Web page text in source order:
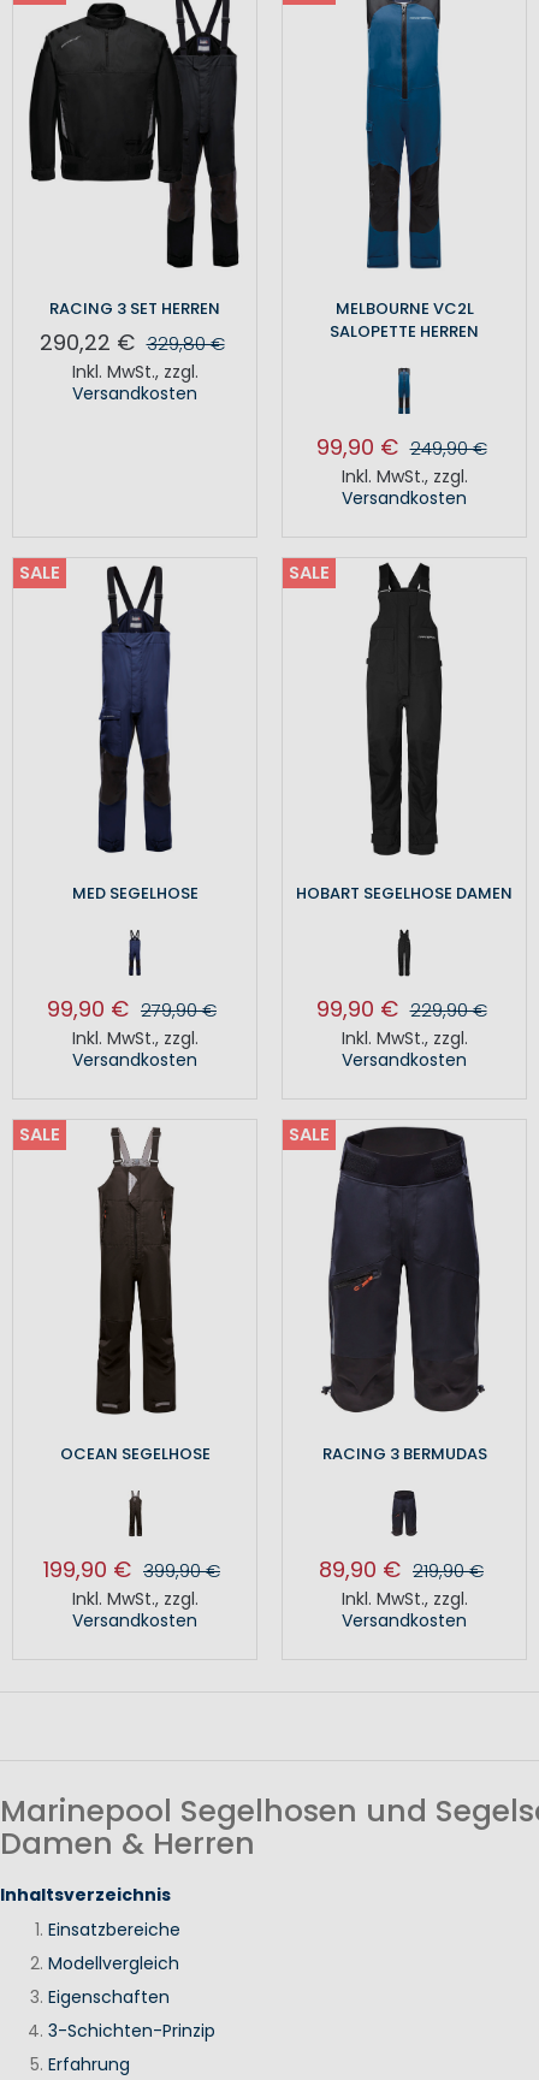
RACING 3 SET HERREN
290,22 € 329,80 €
Inkl. MwSt., zzgl.
Versandkosten
MELBOURNE VC2L
SALOPETTE HERREN
99,90 € 249,90 €
Inkl. MwSt., zzgl.
Versandkosten
SALE
MED SEGELHOSE
99,90 € 279,90 €
Inkl. MwSt., zzgl.
Versandkosten
SALE
HOBART SEGELHOSE DAMEN
99,90 € 229,90 €
Inkl. MwSt., zzgl.
Versandkosten
SALE
OCEAN SEGELHOSE
199,90 € 399,90 €
Inkl. MwSt., zzgl.
Versandkosten
SALE
RACING 3 BERMUDAS
89,90 € 219,90 €
Inkl. MwSt., zzgl.
Versandkosten
Marinepool Segelhosen und
Damen & Herren
Inhaltsverzeichnis
Einsatzbereiche
Modellvergleich
Eigenschaften
3-Schichten-Prinzip
Erfahrung